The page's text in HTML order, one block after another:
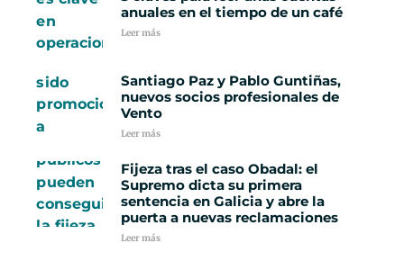
anuales en el tiempo de un café
Leer más
Santiago Paz y Pablo Guntiñas,
nuevos socios profesionales de
Vento
Leer más
Fijeza tras el caso Obadal: el
Supremo dicta su primera
sentencia en Galicia y abre la
puerta a nuevas reclamaciones
Leer más